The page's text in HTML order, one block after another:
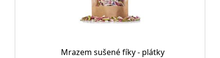
Mrazem sušené fíky - plátky